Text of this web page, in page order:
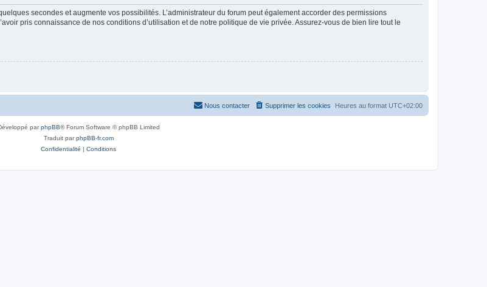
secondes et augmente vos possibilités. L’administrateur du forum peut également accorder des permissions
pris connaissance de nos conditions d’utilisation et de notre politique de vie privée. Assurez-vous de bien lire tout le
Heures au format UTC+02:00
Supprimer les cookies
Nous contacter
parphpBB® Forum Software © phpBB Limited
Traduit parphpBB-fr.com
Confidentialité | Conditions